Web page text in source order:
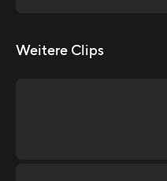
Weitere Clips